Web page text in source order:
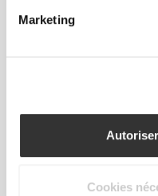
Marketing
Cookies
Les ProzisPoints que j'ai
une commande particulière
Cela peut se produire pour
cette commande ont été
commande à l'entrepôt et ne
cette commande: dès que le
plus dans l'historique